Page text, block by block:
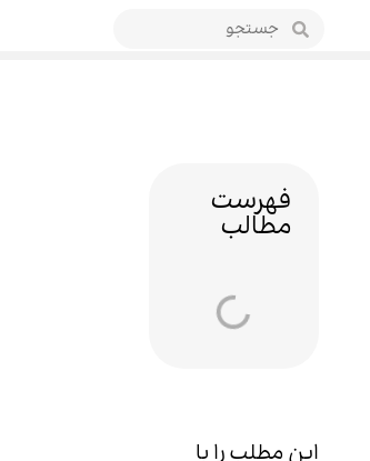
فهرست
مطالب
این مطلب را با